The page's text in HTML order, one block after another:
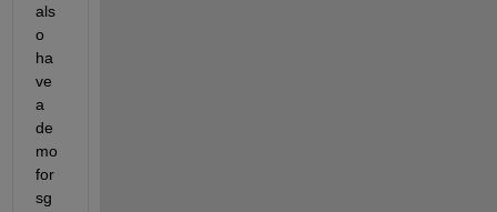
als
o
ha
ve
a
de
mo
for
sg